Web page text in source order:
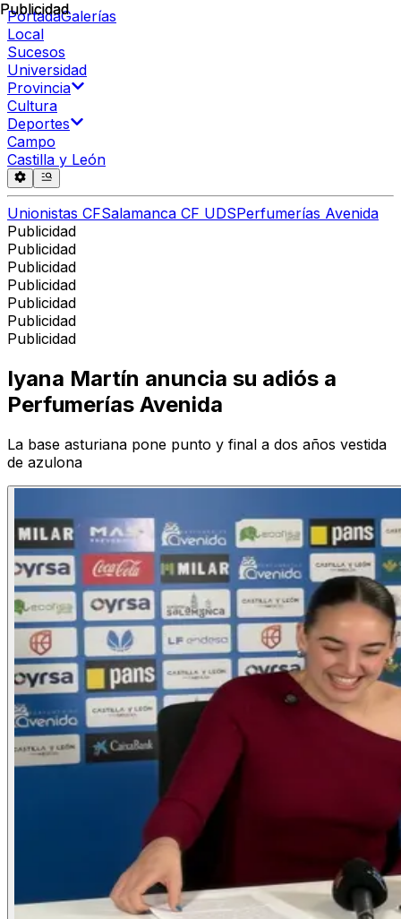
PortadaGalerías
Local
Sucesos
Universidad
Provincia
Cultura
Deportes
Campo
Castilla y León
Unionistas CFSalamanca CF UDSPerfumerías Avenida
Publicidad
Publicidad
Publicidad
Publicidad
Publicidad
Publicidad
Publicidad
Publicidad
Iyana Martín anuncia su adiós a
Perfumerías Avenida
La base asturiana pone punto y final a dos años vestida
de azulona
Publicidad